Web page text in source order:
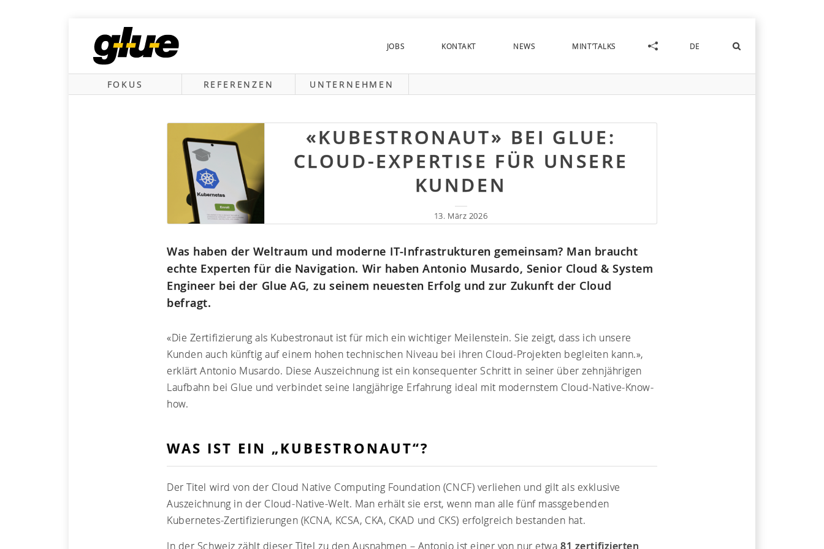
JOBS KONTAKT NEWS MINT’TALKS DE
FOKUS REFERENZEN UNTERNEHMEN
«KUBESTRONAUT» BEI GLUE:
CLOUD-EXPERTISE FÜR UNSERE
KUNDEN
13. März 2026
Was haben der Weltraum und moderne IT-Infrastrukturen gemeinsam? Man braucht
echte Experten für die Navigation. Wir haben Antonio Musardo, Senior Cloud & System
Engineer bei der Glue AG, zu seinem neuesten Erfolg und zur Zukunft der Cloud
befragt.
«Die Zertifizierung als Kubestronaut ist für mich ein wichtiger Meilenstein. Sie zeigt, dass ich unsere
Kunden auch künftig auf einem hohen technischen Niveau bei ihren Cloud-Projekten begleiten kann.»,
erklärt Antonio Musardo. Diese Auszeichnung ist ein konsequenter Schritt in seiner über zehnjährigen
Laufbahn bei Glue und verbindet seine langjährige Erfahrung ideal mit modernstem Cloud-Native-Know-
how.
WAS IST EIN „KUBESTRONAUT“?
Der Titel wird von der Cloud Native Computing Foundation (CNCF) verliehen und gilt als exklusive
Auszeichnung in der Cloud-Native-Welt. Man erhält sie erst, wenn man alle fünf massgebenden
Kubernetes-Zertifizierungen (KCNA, KCSA, CKA, CKAD und CKS) erfolgreich bestanden hat.
In der Schweiz zählt dieser Titel zu den Ausnahmen – Antonio ist einer von nur etwa81 zertifizierten
Post